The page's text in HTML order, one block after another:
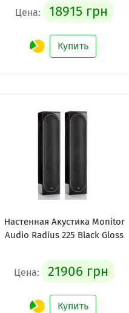
Цена: 18915 грн
Купить
Настенная Акустика Monitor
Audio Radius 225 Black Gloss
Цена: 21906 грн
Купить